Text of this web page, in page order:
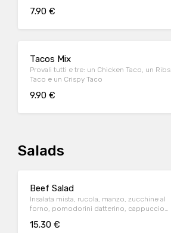
guarnito con salsa Guacamole
7.90 €
Tacos Mix
Provali tutti e tre: un Chicken Taco, un Ribs
Taco e un Crispy Taco
9.90 €
Salads
Beef Salad
Insalata mista, rucola, manzo, zucchine al
forno, pomodorini datterino, cappuccio
15.30 €